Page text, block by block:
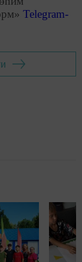
Telegram-